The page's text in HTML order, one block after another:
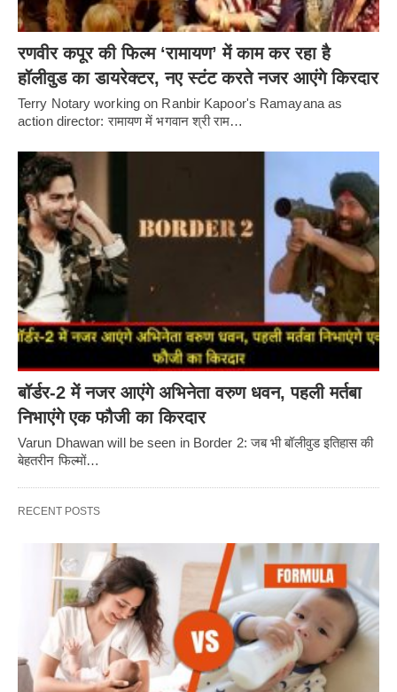
रणवीर कपूर की फिल्म ‘रामायण’ में काम कर रहा है
हॉलीवुड का डायरेक्टर, नए स्टंट करते नजर आएंगे किरदार
Terry Notary working on Ranbir Kapoor's Ramayana as
action director: रामायण में भगवान श्री राम…
बॉर्डर-2 में नजर आएंगे अभिनेता वरुण धवन, पहली मर्तबा
निभाएंगे एक फौजी का किरदार
Varun Dhawan will be seen in Border 2: जब भी बॉलीवुड इतिहास की
बेहतरीन फिल्मों…
RECENT POSTS